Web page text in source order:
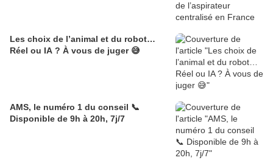
Les choix de l’animal et du robot…
Réel ou IA ? À vous de juger 😅
AMS, le numéro 1 du conseil 📞
Disponible de 9h à 20h, 7j/7